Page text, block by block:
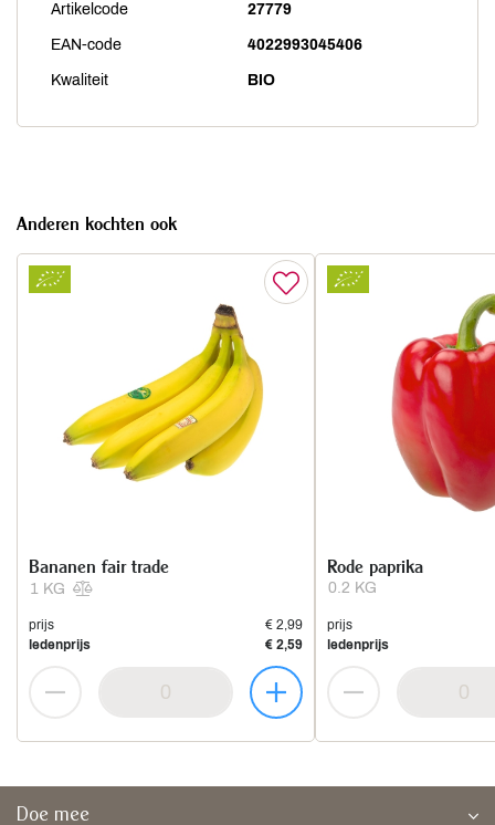
Artikelcode 27779
EAN-code 4022993045406
Kwaliteit BIO
Anderen kochten ook
1 KG
Bananen fair trade
prijs
€ 2,99
ledenprijs
€ 2,59
0.2 KG
Rode paprika
prijs
ledenprijs
Doe mee